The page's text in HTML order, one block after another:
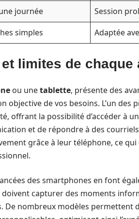
journée
Session
simples Adaptée
limites de chaque
ou unetablette, présente des
objective de vos besoins. L’un des
offrant la possibilité d’accéder à
et de répondre à des
grâce à leur téléphone, ce
des smartphones en font
capturer des moments
De nombreux modèles permettent